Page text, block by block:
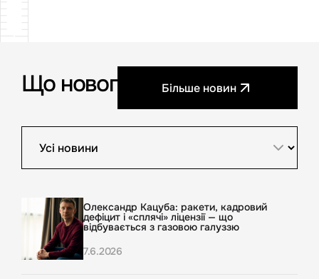
Що нового? Більше новин
Олександр Кацуба: ракети, кадровий
дефіцит і «сплячі» ліцензії — що
відбувається з газовою галуззю
7.6.2026